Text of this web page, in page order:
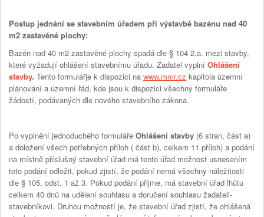
Postup jednání se stavebním úřadem při výstavbě bazénu nad 40
m2 zastavěné plochy:
Bazén nad 40 m2 zastavěné plochy spadá dle § 104 2.a. mezi stavby,
které vyžadují ohlášení stavebnímu úřadu. Žadatel vyplní Ohlášení
stavby. Tento formulářje k dispozici na www.mmr.cz kapitola územní
plánování a územní řád, kde jsou k dispozici všechny formuláře
žádostí, podávaných dle nového stavebního zákona.
Po vyplnění jednoduchého formuláře Ohlášení stavby (6 stran, část a)
a doložení všech potřebných příloh ( část b), celkem 11 příloh) a podání
na místně příslušný stavební úřad má tento úřad možnost usnesením
toto podání odložit, pokud zjistí, že podání nemá všechny náležitosti
dle § 105, odst. 1 až 3. Pokud podání přijme, má stavební úřad lhůtu
celkem 40 dnů na udělení souhlasu a doručení souhlasu žadateli-
stavebníkovi. Druhou možností je, že stavební úřad zjistí, že ohlášená